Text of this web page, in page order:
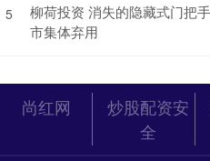
5
柳荷投资 消失的隐藏式门把
市集体弃用
尚红网
炒股配资安
全